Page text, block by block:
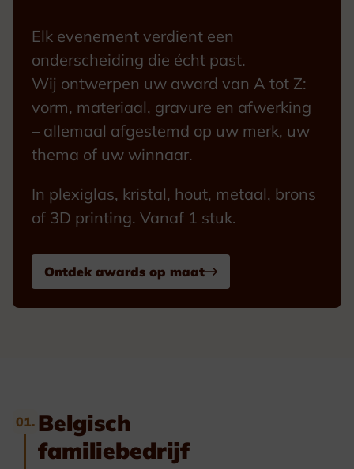
Elk evenement verdient een
onderscheiding die écht past.
Wij ontwerpen uw award van A tot Z:
vorm, materiaal, gravure en afwerking
– allemaal afgestemd op uw merk, uw
thema of uw winnaar.
In plexiglas, kristal, hout, metaal, brons
of 3D printing. Vanaf 1 stuk.
Ontdek awards op maat
01. Belgisch
familiebedrijf